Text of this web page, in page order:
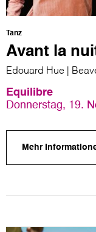
Tanz
Avant la
Edouard Hue |
Equilibre
Donnerstag, 19.
Mehr